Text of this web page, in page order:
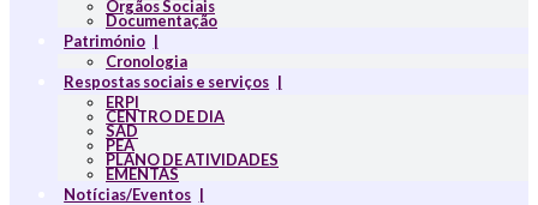
Orgãos Sociais
Documentação
Património
Cronologia
Respostas sociais e serviços
ERPI
CENTRO DE DIA
SAD
PEA
PLANO DE ATIVIDADES
EMENTAS
Notícias/Eventos